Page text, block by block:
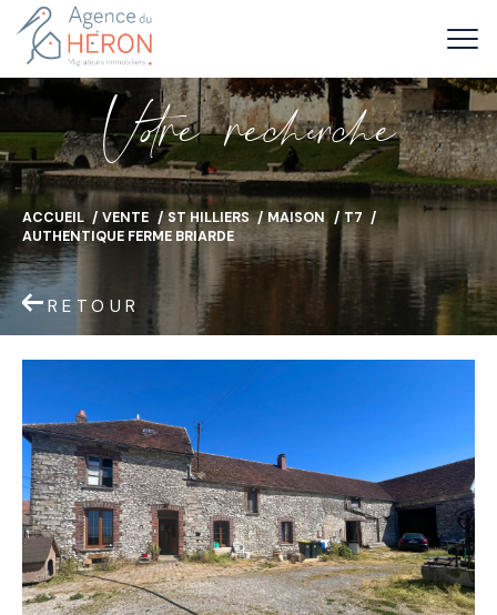
Vore recece
ACCUEIL VENTE ST HILLIERS MAISON
T7
AUTHENTIQUE FERME BRIARDE
RETOUR